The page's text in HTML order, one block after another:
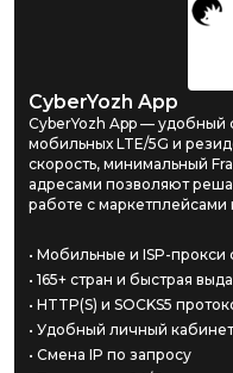
CyberYozh App
CyberYozh App — удобный
мобильных LTE/5G и
скорость, минимальный
адресами позволяют
работе с
• Мобильные и ISP-
• 165+ стран и быстрая
• HTTP(S) и SOCKS5
• Удобный личный кабинет
• Смена IP по запросу